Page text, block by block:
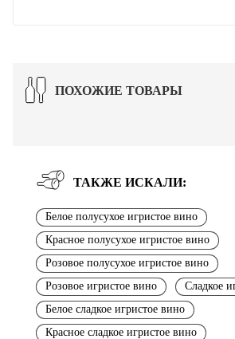
ПОХОЖИЕ ТОВАРЫ
ТАКЖЕ ИСКАЛИ:
Белое полусухое игристое вино
Красное полусухое игристое вино
Розовое полусухое игристое вино
Розовое игристое вино
Сладкое
Белое сладкое игристое вино
Красное сладкое игристое вино